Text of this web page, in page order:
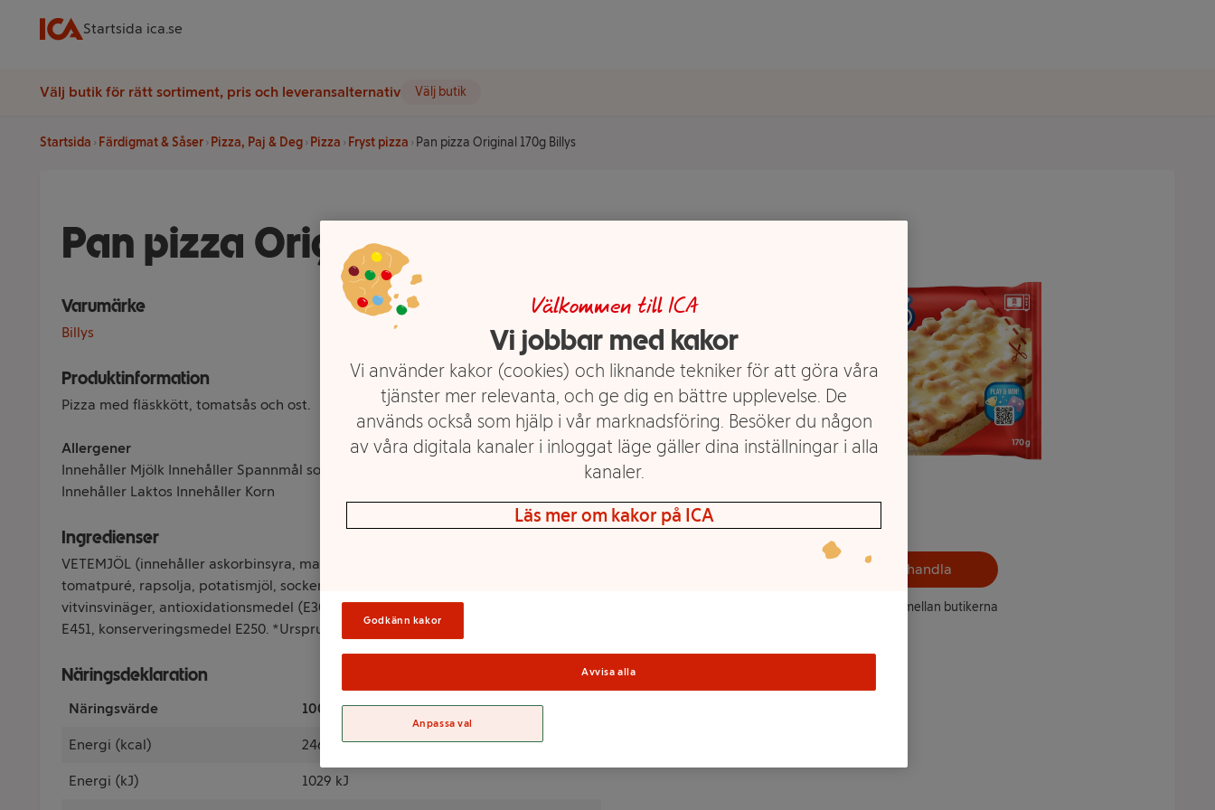
Startsida ica.se
Välj butik för rätt sortiment, pris och leveransalternativ Välj butik
Startsida Färdigmat & Såser Pizza, Paj & Deg Pizza Fryst pizza Pan pizza Original 170g Billys
Pan pizza Original 170g Billys
Varumärke
Billys
Produktinformation
Pizza med fläskkött, tomatsås och ost.
Allergener
Innehåller Mjölk Innehåller Spannmål som innehåller gluten Innehåller Vete
Innehåller Laktos Innehåller Korn
Ingredienser
VETEMJÖL (innehåller askorbinsyra, malt av KORN), OST, griskött* (9%), vatten,
tomatpuré, rapsolja, potatismjöl, socker, salt, modifierad stärkelse, kryddor, jäst,
vitvinsvinäger, antioxidationsmedel (E300, E331), rosmarin, stabiliseringsmedel
E451, konserveringsmedel E250. *Ursprung: EU.
Näringsdeklaration
Näringsvärde 100 Gram % av DRI(*)
Energi (kcal) 246 kcal
Energi (kJ) 1029 kJ
Välj butik och handla
Sortimentet kan variera mellan butikerna
Välkommen till ICA
Vi jobbar med kakor
Vi använder kakor (cookies) och liknande tekniker för att göra våra
tjänster mer relevanta, och ge dig en bättre upplevelse. De
används också som hjälp i vår marknadsföring. Besöker du någon
av våra digitala kanaler i inloggat läge gäller dina inställningar i alla
kanaler.
Läs mer om kakor på ICA
Godkänn kakor
Avvisa alla
Anpassa val